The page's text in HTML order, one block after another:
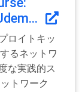
ロイトキッ
るネットワ
な実践的ス
トワーク